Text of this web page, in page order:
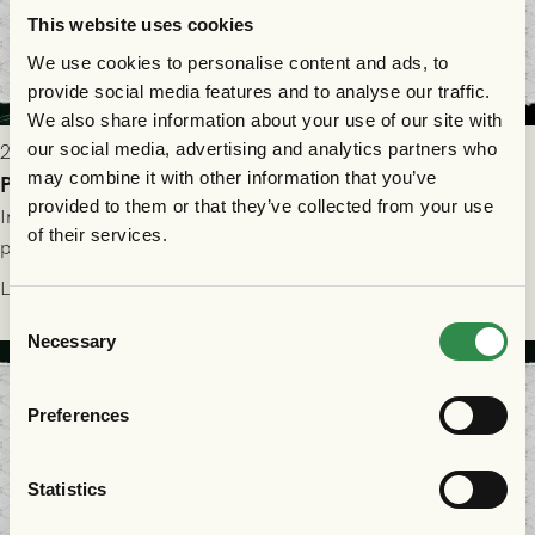
This website uses cookies
We use cookies to personalise content and ads, to
provide social media features and to analyse our traffic.
We also share information about your use of our site with
our social media, advertising and analytics partners who
may combine it with other information that you’ve
provided to them or that they’ve collected from your use
of their services.
Selection
Necessary
Preferences
Statistics
2026-07-29 9:15
Publikinformation: FC Nordsjælland - GAIS 30/7
Information för dig som ska se FC Nordsjælland - GAIS på
plats på Right to Dream Park torsdagen den 30/7 kl. 19.00.
Läs mer